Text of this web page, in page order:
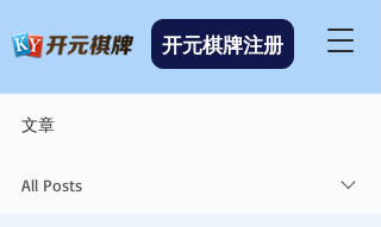
开元棋牌注册
文章
All Posts